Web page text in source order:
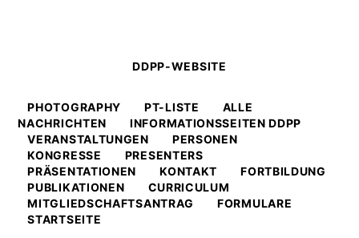
DDPP-WEBSITE
PHOTOGRAPHY PT-LISTE
ALLE
NACHRICHTEN
INFORMATIONSSEITEN DDPP
VERANSTALTUNGEN
PERSONEN
KONGRESSE
PRESENTERS
PRÄSENTATIONEN
KONTAKT
FORTBILDUNG
PUBLIKATIONEN
CURRICULUM
MITGLIEDSCHAFTSANTRAG
FORMULARE
STARTSEITE